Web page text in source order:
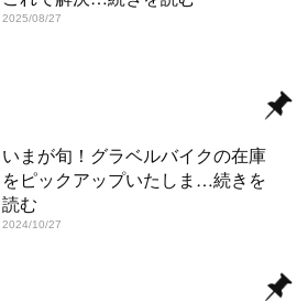
2025/08/27
いまが旬！グラベルバイクの在庫
をピックアップいたしま …続きを
読む
2024/10/27